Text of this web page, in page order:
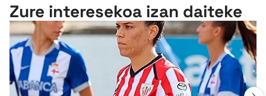
Zure interesekoa izan daiteke